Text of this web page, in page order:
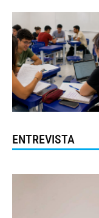
ENTREVISTA